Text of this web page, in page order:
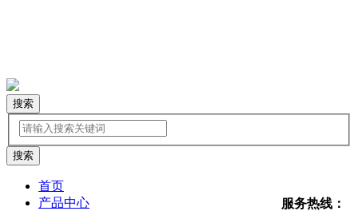
搜索
服务热线：
首页
产品中心